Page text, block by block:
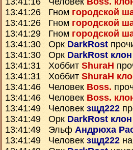
13:41:26 Гном городской
13:41:26 Гном городской
13:41:29 Гном городской
13:41:30 Орк DarkRost
13:41:30 Орк DarkRost
13:41:31 Хоббит ShuraH
13:41:31 Хоббит ShuraH
13:41:46 Человек Boss.
13:41:46 Человек Boss.
13:41:49 Человек зщд222
13:41:49 Орк DarkRost
13:41:49 Эльф Андрюха
13:41:49 Человек зщд222